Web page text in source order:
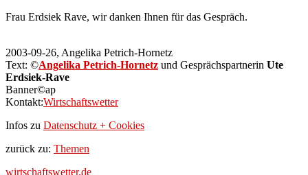
Frau Erdsiek Rave, wir danken Ihnen für das Gespräch.
2003-09-26, Angelika Petrich-Hornetz
Text: ©Angelika Petrich-Hornetz und Gesprächspartnerin Ute
Erdsiek-Rave
Banner©ap
Kontakt:Wirtschaftswetter
Infos zu Datenschutz + Cookies
zurück zu: Themen
wirtschaftswetter.de